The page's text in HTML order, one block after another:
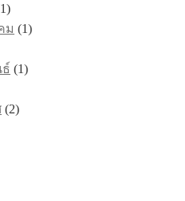
ม (1)
(1)
(2)